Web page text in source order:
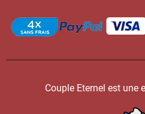
Couple Eternel est une